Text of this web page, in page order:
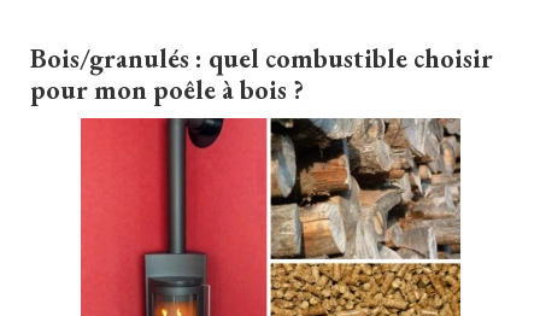
Bois/granulés : quel combustible choisir
pour mon poêle à bois ?